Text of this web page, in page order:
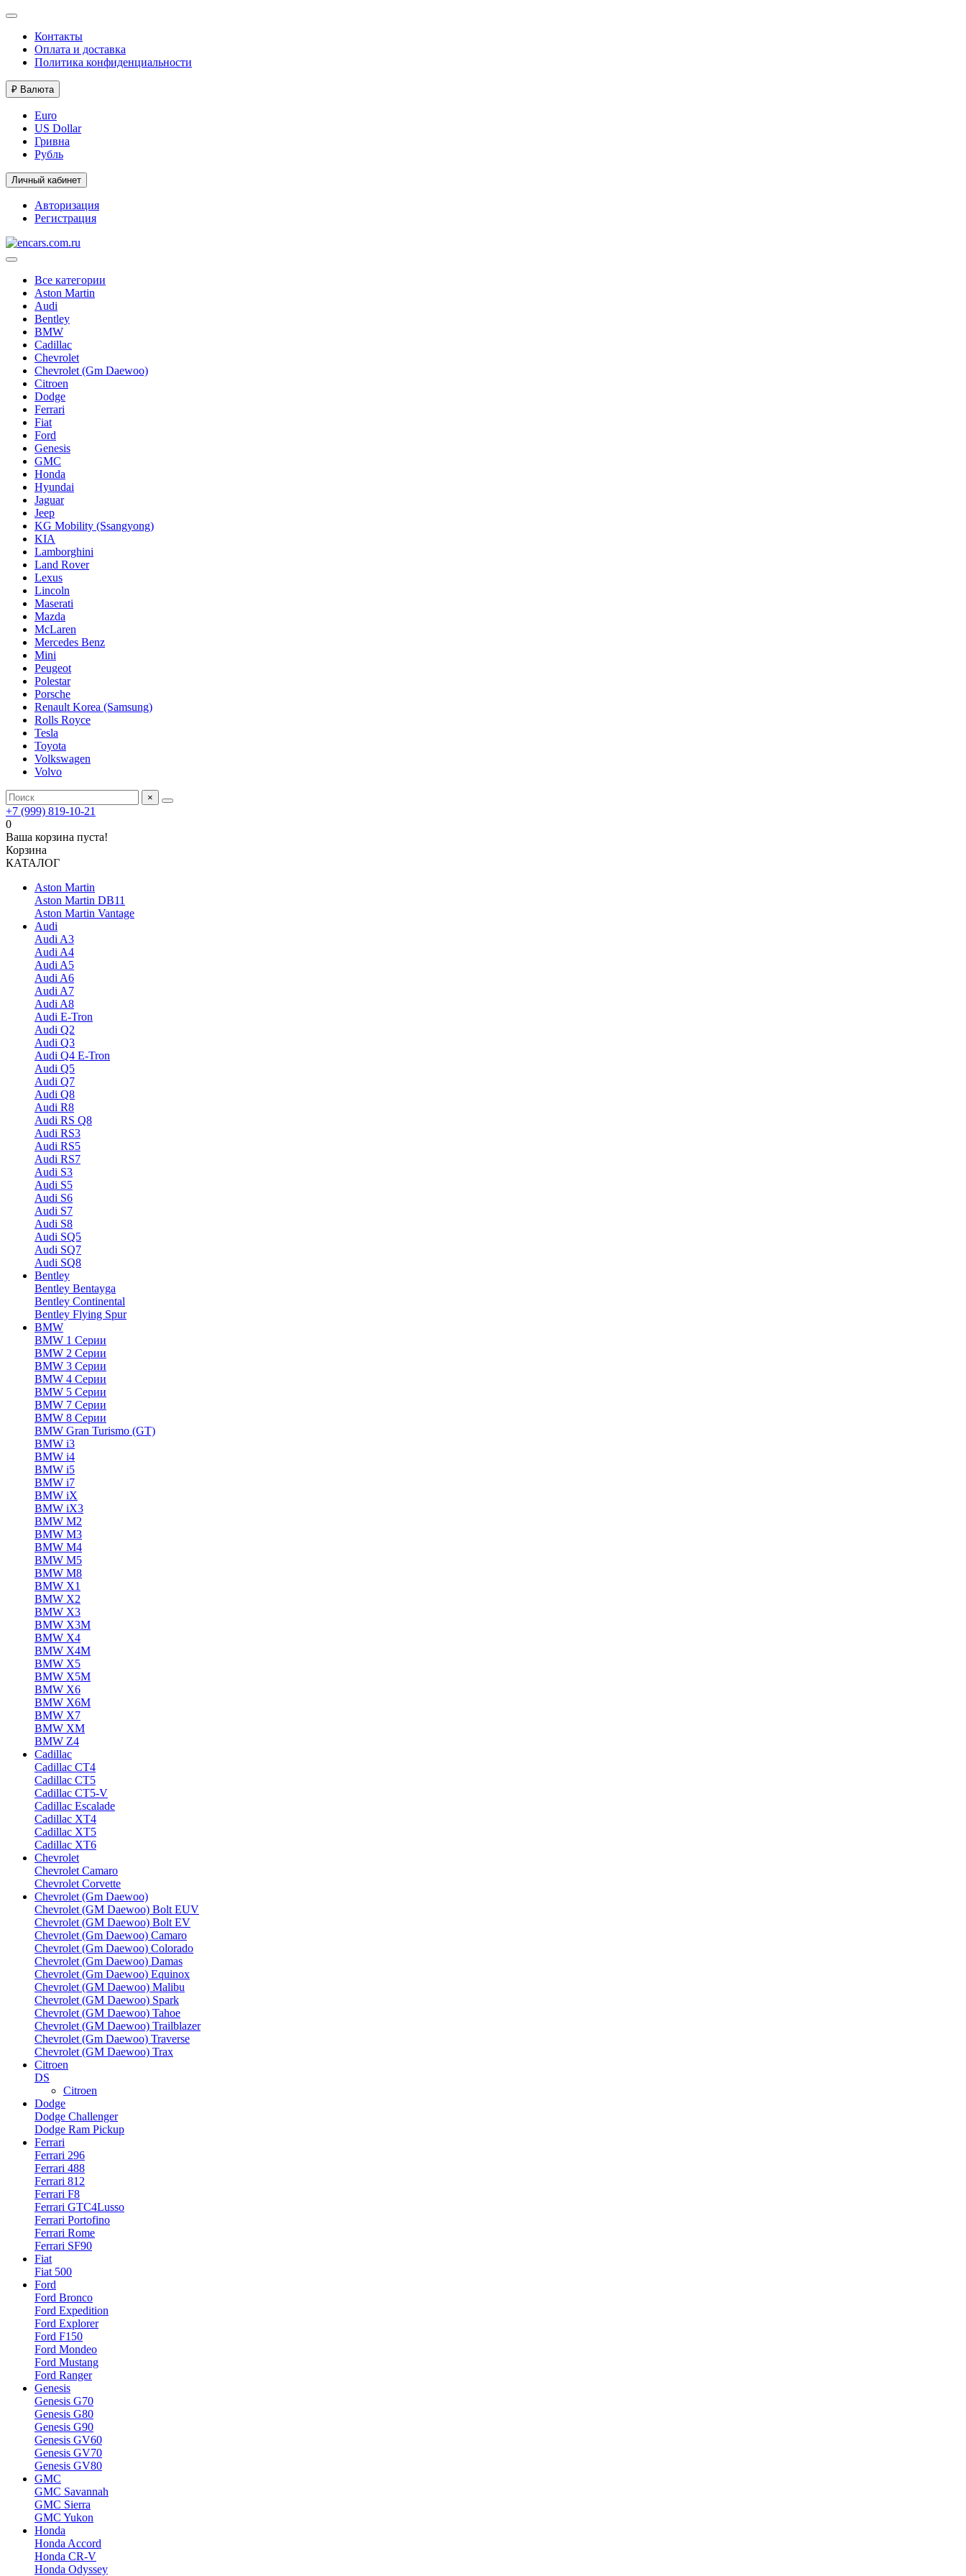
Контакты
Оплата и доставка
Политика конфиденциальности
₽ Валюта
Euro
US Dollar
Гривна
Рубль
Личный кабинет
Авторизация
Регистрация
Все категории
Aston Martin
Audi
Bentley
BMW
Cadillac
Chevrolet
Chevrolet (Gm Daewoo)
Citroen
Dodge
Ferrari
Fiat
Ford
Genesis
GMC
Honda
Hyundai
Jaguar
Jeep
KG Mobility (Ssangyong)
KIA
Lamborghini
Land Rover
Lexus
Lincoln
Maserati
Mazda
McLaren
Mercedes Benz
Mini
Peugeot
Polestar
Porsche
Renault Korea (Samsung)
Rolls Royce
Tesla
Toyota
Volkswagen
Volvo
×
+7 (999) 819-10-21
0
Ваша корзина пуста!
Корзина
КАТАЛОГ
Aston Martin
Aston Martin DB11
Aston Martin Vantage
Audi
Audi A3
Audi A4
Audi A5
Audi A6
Audi A7
Audi A8
Audi E-Tron
Audi Q2
Audi Q3
Audi Q4 E-Tron
Audi Q5
Audi Q7
Audi Q8
Audi R8
Audi RS Q8
Audi RS3
Audi RS5
Audi RS7
Audi S3
Audi S5
Audi S6
Audi S7
Audi S8
Audi SQ5
Audi SQ7
Audi SQ8
Bentley
Bentley Bentayga
Bentley Continental
Bentley Flying Spur
BMW
BMW 1 Серии
BMW 2 Серии
BMW 3 Серии
BMW 4 Серии
BMW 5 Серии
BMW 7 Серии
BMW 8 Серии
BMW Gran Turismo (GT)
BMW i3
BMW i4
BMW i5
BMW i7
BMW iX
BMW iX3
BMW M2
BMW M3
BMW M4
BMW M5
BMW M8
BMW X1
BMW X2
BMW X3
BMW X3M
BMW X4
BMW X4M
BMW X5
BMW X5M
BMW X6
BMW X6M
BMW X7
BMW XM
BMW Z4
Cadillac
Cadillac CT4
Cadillac CT5
Cadillac CT5-V
Cadillac Escalade
Cadillac XT4
Cadillac XT5
Cadillac XT6
Chevrolet
Chevrolet Camaro
Chevrolet Corvette
Chevrolet (Gm Daewoo)
Chevrolet (GM Daewoo) Bolt EUV
Chevrolet (GM Daewoo) Bolt EV
Chevrolet (Gm Daewoo) Camaro
Chevrolet (Gm Daewoo) Colorado
Chevrolet (Gm Daewoo) Damas
Chevrolet (Gm Daewoo) Equinox
Chevrolet (GM Daewoo) Malibu
Chevrolet (GM Daewoo) Spark
Chevrolet (GM Daewoo) Tahoe
Chevrolet (GM Daewoo) Trailblazer
Chevrolet (Gm Daewoo) Traverse
Chevrolet (GM Daewoo) Trax
Citroen
DS
Citroen
Dodge
Dodge Challenger
Dodge Ram Pickup
Ferrari
Ferrari 296
Ferrari 488
Ferrari 812
Ferrari F8
Ferrari GTC4Lusso
Ferrari Portofino
Ferrari Rome
Ferrari SF90
Fiat
Fiat 500
Ford
Ford Bronco
Ford Expedition
Ford Explorer
Ford F150
Ford Mondeo
Ford Mustang
Ford Ranger
Genesis
Genesis G70
Genesis G80
Genesis G90
Genesis GV60
Genesis GV70
Genesis GV80
GMC
GMC Savannah
GMC Sierra
GMC Yukon
Honda
Honda Accord
Honda CR-V
Honda Odyssey